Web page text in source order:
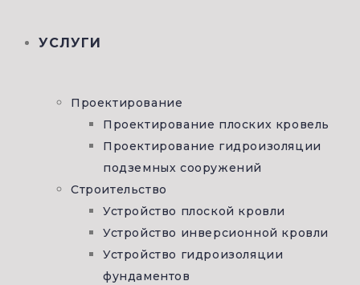
УСЛУГИ
Проектирование
Проектирование плоских кровель
Проектирование гидроизоляции
подземных сооружений
Строительство
Устройство плоской кровли
Устройство инверсионной кровли
Устройство гидроизоляции
фундаментов